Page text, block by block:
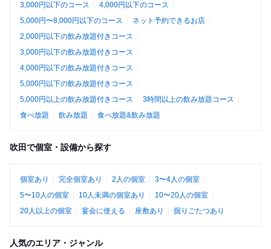
3,000円以下のコース
4,000円以下のコース
5,000円〜8,000円以下のコース
ネット予約できるお店
2,000円以下の飲み放題付きコース
3,000円以下の飲み放題付きコース
4,000円以下の飲み放題付きコース
5,000円以下の飲み放題付きコース
5,000円以上の飲み放題付きコース
3時間以上の飲み放題コース
食べ放題
飲み放題 食べ放題&飲み放題
吹田で個室・設備から探す
個室あり 完全個室あり 2人の個室
3〜4人の個室
5〜10人の個室
10人未満の個室あり
10〜20人の個室
20人以上の個室
宴会に使える 座敷あり 掘りごたつあり
人気のエリア・ジャンル